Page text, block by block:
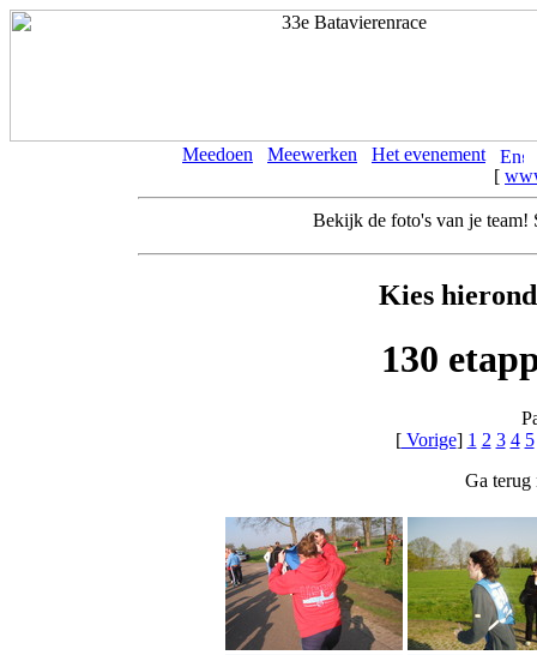
Meedoen Meewerken
Het evenement
[
Bekijk de foto's van je team!
Kies
130
[Vorige] 1 2 3 4 5
Ga terug